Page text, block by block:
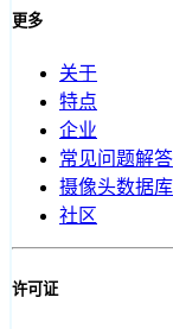
更多
关于
特点
企业
常见问题解答
摄像头数据库
社区
许可证